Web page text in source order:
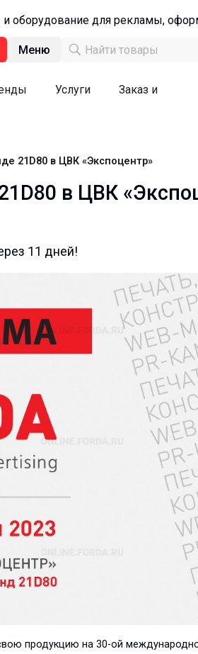
оборудование для рекламы,
Меню
Услуги
Заказ и
21D80 в ЦВК «Экспоцентр»
в ЦВК
11 дней!
продукцию на 30-ой